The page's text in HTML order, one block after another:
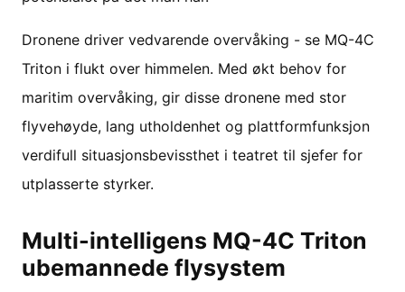
Dronene driver vedvarende overvåking - se MQ-4C
Triton i flukt over himmelen. Med økt behov for
maritim overvåking, gir disse dronene med stor
flyvehøyde, lang utholdenhet og plattformfunksjon
verdifull situasjonsbevissthet i teatret til sjefer for
utplasserte styrker.
Multi-intelligens MQ-4C Triton
ubemannede flysystem